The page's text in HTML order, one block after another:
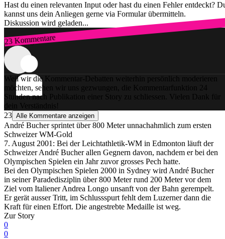
Hast du einen relevanten Input oder hast du einen Fehler entdeckt?
kannst uns dein Anliegen gerne via Formular übermitteln.
Diskussion wird geladen...
23 Kommentare
Zum Login
Weil wir die Kommentar-Debatten weiterhin persönlich moderieren
möchten, sehen wir uns gezwungen, die Kommentarfunktion 24
Stunden nach Publikation einer Story zu schliessen. Vielen Dank für
dein Verständnis!
23 Alle Kommentare anzeigen
André Bucher sprintet über 800 Meter unnachahmlich zum ersten
Schweizer WM-Gold
7. August 2001: Bei der Leichtathletik-WM in Edmonton läuft der
Schweizer André Bucher allen Gegnern davon, nachdem er bei den
Olympischen Spielen ein Jahr zuvor grosses Pech hatte.
Bei den Olympischen Spielen 2000 in Sydney wird André Bucher
in seiner Paradedisziplin über 800 Meter rund 200 Meter vor dem
Ziel vom Italiener Andrea Longo unsanft von der Bahn gerempelt.
Er gerät ausser Tritt, im Schlussspurt fehlt dem Luzerner dann die
Kraft für einen Effort. Die angestrebte Medaille ist weg.
Zur Story
0
0